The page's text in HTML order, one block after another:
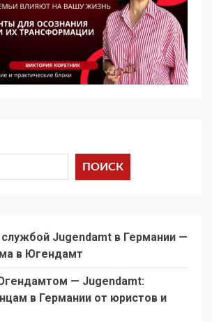
ПОИСК
Jugendamt в Германии —
в Югендамт
— Jugendamt:
в Германии от юристов и